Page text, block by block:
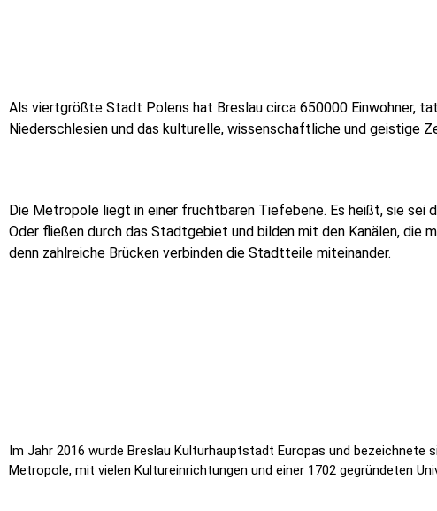
Als viertgrößte Stadt Polens hat Breslau circa 650000 Einwohner,
Niederschlesien und das kulturelle, wissenschaftliche und geistige
Die Metropole liegt in einer fruchtbaren Tiefebene. Es heißt, sie sei
Oder fließen durch das Stadtgebiet und bilden mit den Kanälen, die
denn zahlreiche Brücken verbinden die Stadtteile miteinander.
Im Jahr 2016 wurde Breslau Kulturhauptstadt Europas und
Metropole, mit vielen Kultureinrichtungen und einer 1702 gegründeten